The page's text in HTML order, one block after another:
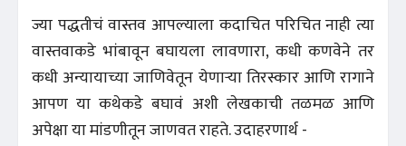
ज्या पद्धतीचं वास्तव आपल्याला कदाचित परिचित नाही त्या
वास्तवाकडे भांबावून बघायला लावणारा, कधी कणवेने तर
कधी अन्यायाच्या जाणिवेतून येणाऱ्या तिरस्कार आणि रागाने
आपण या कथेकडे बघावं अशी लेखकाची तळमळ आणि
अपेक्षा या मांडणीतून जाणवत राहते. उदाहरणार्थ -